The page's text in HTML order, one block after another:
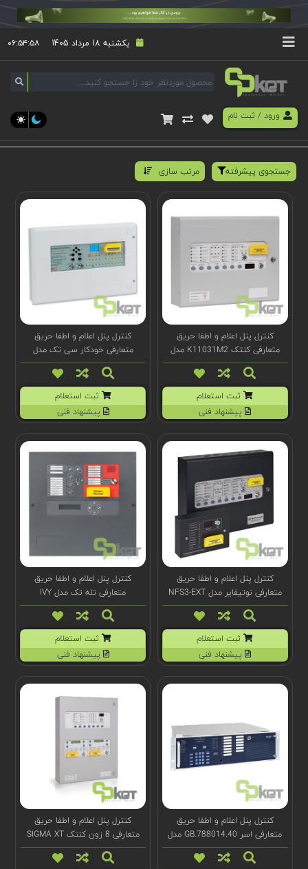
یکشنبه 18 مرداد 1405 ۰۶:۵۴:۵۹
ورود/ ثبت نام
جستجوی پیشرفته مرتب سازی
کنترل پنل اعلام و اطفا حریق
متعارفی کنتک K11031M2 مدل
Sigma XT
ثبت استعلام
پیشنهاد فنی
کنترل پنل اعلام و اطفا حریق
متعارفی خودکار سی تک مدل
EP203
ثبت استعلام
پیشنهاد فنی
کنترل پنل اعلام و اطفا حریق
متعارفی نوتیفایر مدل NFS3-EXT
ثبت استعلام
پیشنهاد فنی
کنترل پنل اعلام و اطفا حریق
متعارفی تله تک مدل IVY
ثبت استعلام
پیشنهاد فنی
کنترل پنل اعلام و اطفا حریق
متعارفی اسر 788014.40.GB مدل
Series 4
کنترل پنل اعلام و اطفا حریق
متعارفی 8 زون کنتک SIGMA XT
plus مدل K21084M4